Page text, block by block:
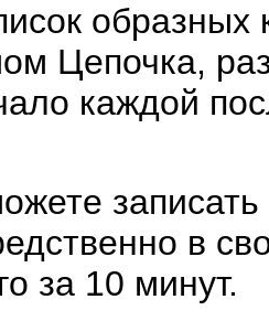
Цепочка,
каждой
в
за 10 минут.